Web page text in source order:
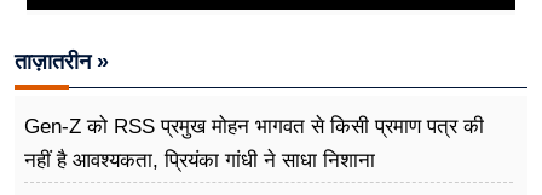
ताज़ातरीन »
Gen-Z को RSS प्रमुख मोहन भागवत से किसी प्रमाण पत्र की
नहीं है आवश्यकता, प्रियंका गांधी ने साधा निशाना